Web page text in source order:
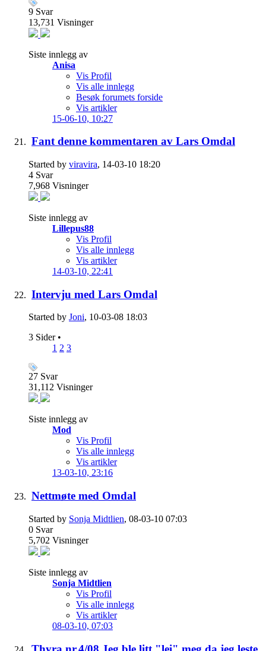
9 Svar
13,731 Visninger
Siste innlegg av
Anisa
Vis Profil
Vis alle innlegg
Besøk forumets forside
Vis artikler
15-06-10, 10:27
Fant denne kommentaren av Lars Omdal
Started by viravira, 14-03-10 18:20
4 Svar
7,968 Visninger
Siste innlegg av
Lillepus88
Vis Profil
Vis alle innlegg
Vis artikler
14-03-10, 22:41
Intervju med Lars Omdal
Started by Joni, 10-03-08 18:03
3 Sider •
1 2 3
27 Svar
31,112 Visninger
Siste innlegg av
Mod
Vis Profil
Vis alle innlegg
Vis artikler
13-03-10, 23:16
Nettmøte med Omdal
Started by Sonja Midtlien, 08-03-10 07:03
0 Svar
5,702 Visninger
Siste innlegg av
Sonja Midtlien
Vis Profil
Vis alle innlegg
Vis artikler
08-03-10, 07:03